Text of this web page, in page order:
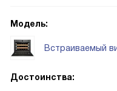
Модель:
Встраиваемый
Достоинства: